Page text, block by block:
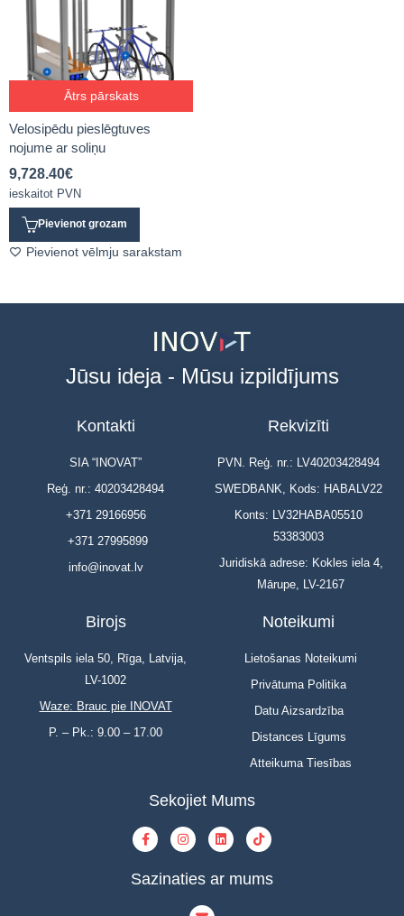
Ātrs pārskats
Velosipēdu pieslēgtuves
nojume ar soliņu
9,728.40€
ieskaitot PVN
Pievienot grozam
Pievienot vēlmju sarakstam
Jūsu ideja - Mūsu izpildījums
Kontakti
SIA “INOVAT”
Reģ. nr.: 40203428494
+371 29166956
+371 27995899
info@inovat.lv
Rekvizīti
PVN. Reģ. nr.: LV40203428494
SWEDBANK, Kods: HABALV22
Konts: LV32HABA05510
53383003
Juridiskā adrese: Kokles iela 4,
Mārupe, LV-2167
Birojs
Ventspils iela 50, Rīga, Latvija,
LV-1002
Waze: Brauc pie INOVAT
P. – Pk.: 9.00 – 17.00
Noteikumi
Lietošanas Noteikumi
Privātuma Politika
Datu Aizsardzība
Distances Līgums
Atteikuma Tiesības
Sekojiet Mums
Sazinaties ar mums